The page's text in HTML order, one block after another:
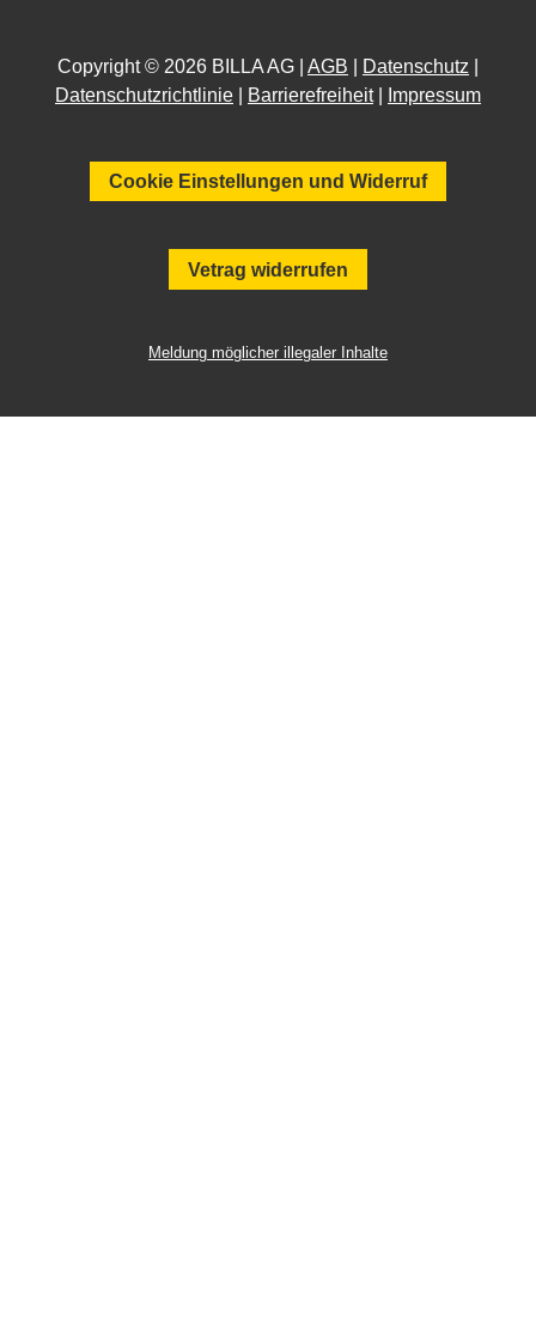
Copyright © 2026 BILLA AG | AGB Datenschutz
Datenschutzrichtlinie
Barrierefreiheit| Impressum
Cookie Einstellungen und Widerruf
Vetrag widerrufen
Meldung möglicher illegaler Inhalte